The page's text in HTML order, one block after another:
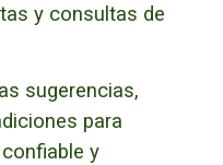
y consultas de
sugerencias,
para
y